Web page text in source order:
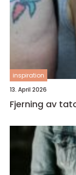
inspiration
13. April 2026
Fjerning av